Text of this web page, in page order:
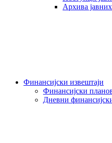
Архива
Финансијски извештаји
Финансијски
Дневни